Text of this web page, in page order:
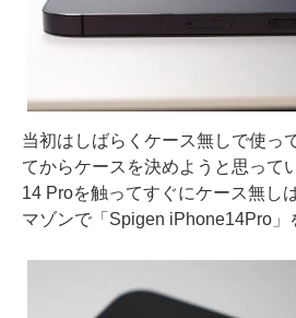
当初はしばらくケース無しで使っ
てからケースを決めようと思って
14 Proを触ってすぐにケース無し
マゾンで「Spigen iPhone14Pro」